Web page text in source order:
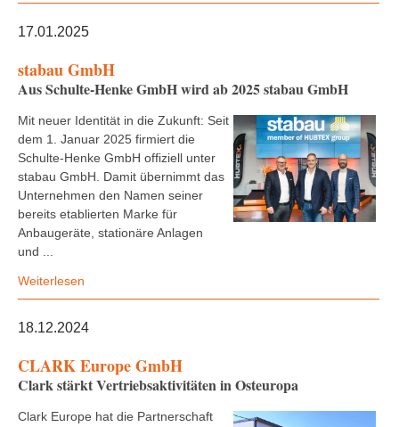
17.01.2025
stabau GmbH
Aus Schulte-Henke GmbH wird ab 2025 stabau GmbH
Mit neuer Identität in die Zukunft: Seit
dem 1. Januar 2025 firmiert die
Schulte-Henke GmbH offiziell unter
stabau GmbH. Damit übernimmt das
Unternehmen den Namen seiner
bereits etablierten Marke für
Anbaugeräte, stationäre Anlagen
und ...
Weiterlesen
18.12.2024
CLARK Europe GmbH
Clark stärkt Vertriebsaktivitäten in Osteuropa
Clark Europe hat die Partnerschaft